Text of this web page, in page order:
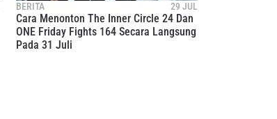
BERITA 29 JUL
Cara Menonton The Inner Circle 24 Dan
ONE Friday Fights 164 Secara Langsung
Pada 31 Juli